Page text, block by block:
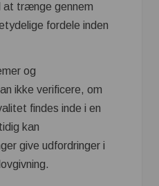
at trænge gennem
fordele inden
og
ikke verificere, om
findes inde i en
kan
give udfordringer i